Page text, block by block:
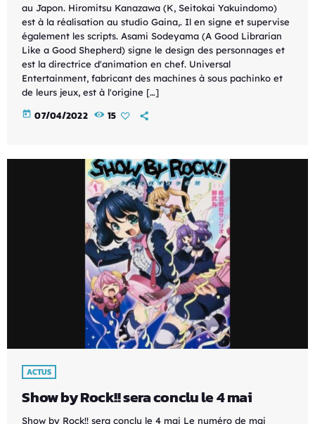
au Japon. Hiromitsu Kanazawa (K, Seitokai Yakuindomo)
est à la réalisation au studio Gaina,. Il en signe et supervise
également les scripts. Asami Sodeyama (A Good Librarian
Like a Good Shepherd) signe le design des personnages et
est la directrice d'animation en chef. Universal
Entertainment, fabricant des machines à sous pachinko et
de leurs jeux, est à l'origine […]
today 07/04/2022 15
ACTUS
Show by Rock!! sera conclu le 4 mai
Show by Rock!! sera conclu le 4 mai Le numéro de mai